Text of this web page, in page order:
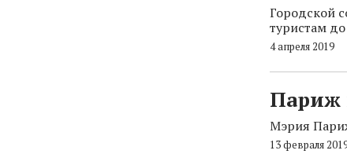
Городской
туристам
4 апреля 2019
Париж
Мэрия
13 февраля